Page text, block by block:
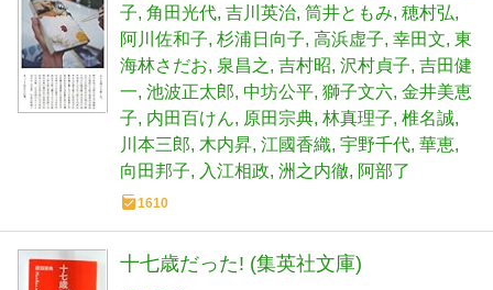
子 角田光代 吉川英治 筒井ともみ 穂村弘
阿川佐和子 杉浦日向子 高浜虚子 幸田文 東
海林さだお 泉昌之 吉村昭 沢村貞子 吉田健
一 池波正太郎 中坊公平 獅子文六 金井美恵
子 内田百けん 原田宗典 林真理子 椎名誠
川本三郎 木内昇 江國香織 宇野千代 華恵
向田邦子
入江相政 洲之内徹 阿部了
1610
十七歳だった! (集英社文庫)